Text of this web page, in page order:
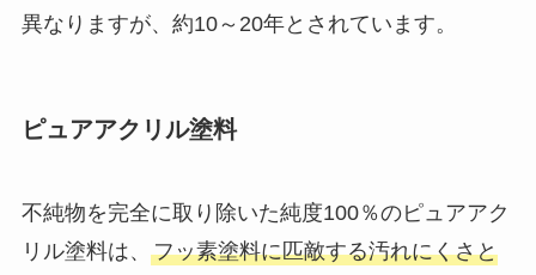
異なりますが、約10～20年とされています。
ピュアアクリル塗料
不純物を完全に取り除いた純度100％のピュアアク
リル塗料は、 フッ素塗料に匹敵する汚れにくさと